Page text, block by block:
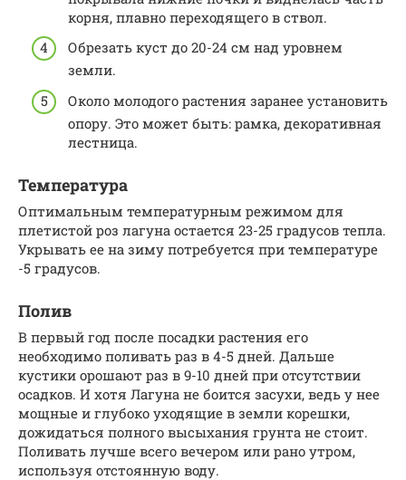
корня, плавно переходящего в ствол.
Обрезать куст до 20-24 см над уровнем
земли.
Около молодого растения заранее установить
опору. Это может быть: рамка, декоративная
лестница.
Температура
Оптимальным температурным режимом для
плетистой роз лагуна остается 23-25 градусов тепла.
Укрывать ее на зиму потребуется при температуре
-5 градусов.
Полив
В первый год после посадки растения его
необходимо поливать раз в 4-5 дней. Дальше
кустики орошают раз в 9-10 дней при отсутствии
осадков. И хотя Лагуна не боится засухи, ведь у нее
мощные и глубоко уходящие в земли корешки,
дожидаться полного высыхания грунта не стоит.
Поливать лучше всего вечером или рано утром,
используя отстоянную воду.